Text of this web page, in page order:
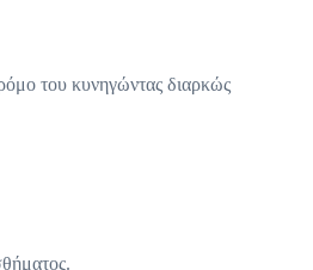
του κυνηγώντας διαρκώς